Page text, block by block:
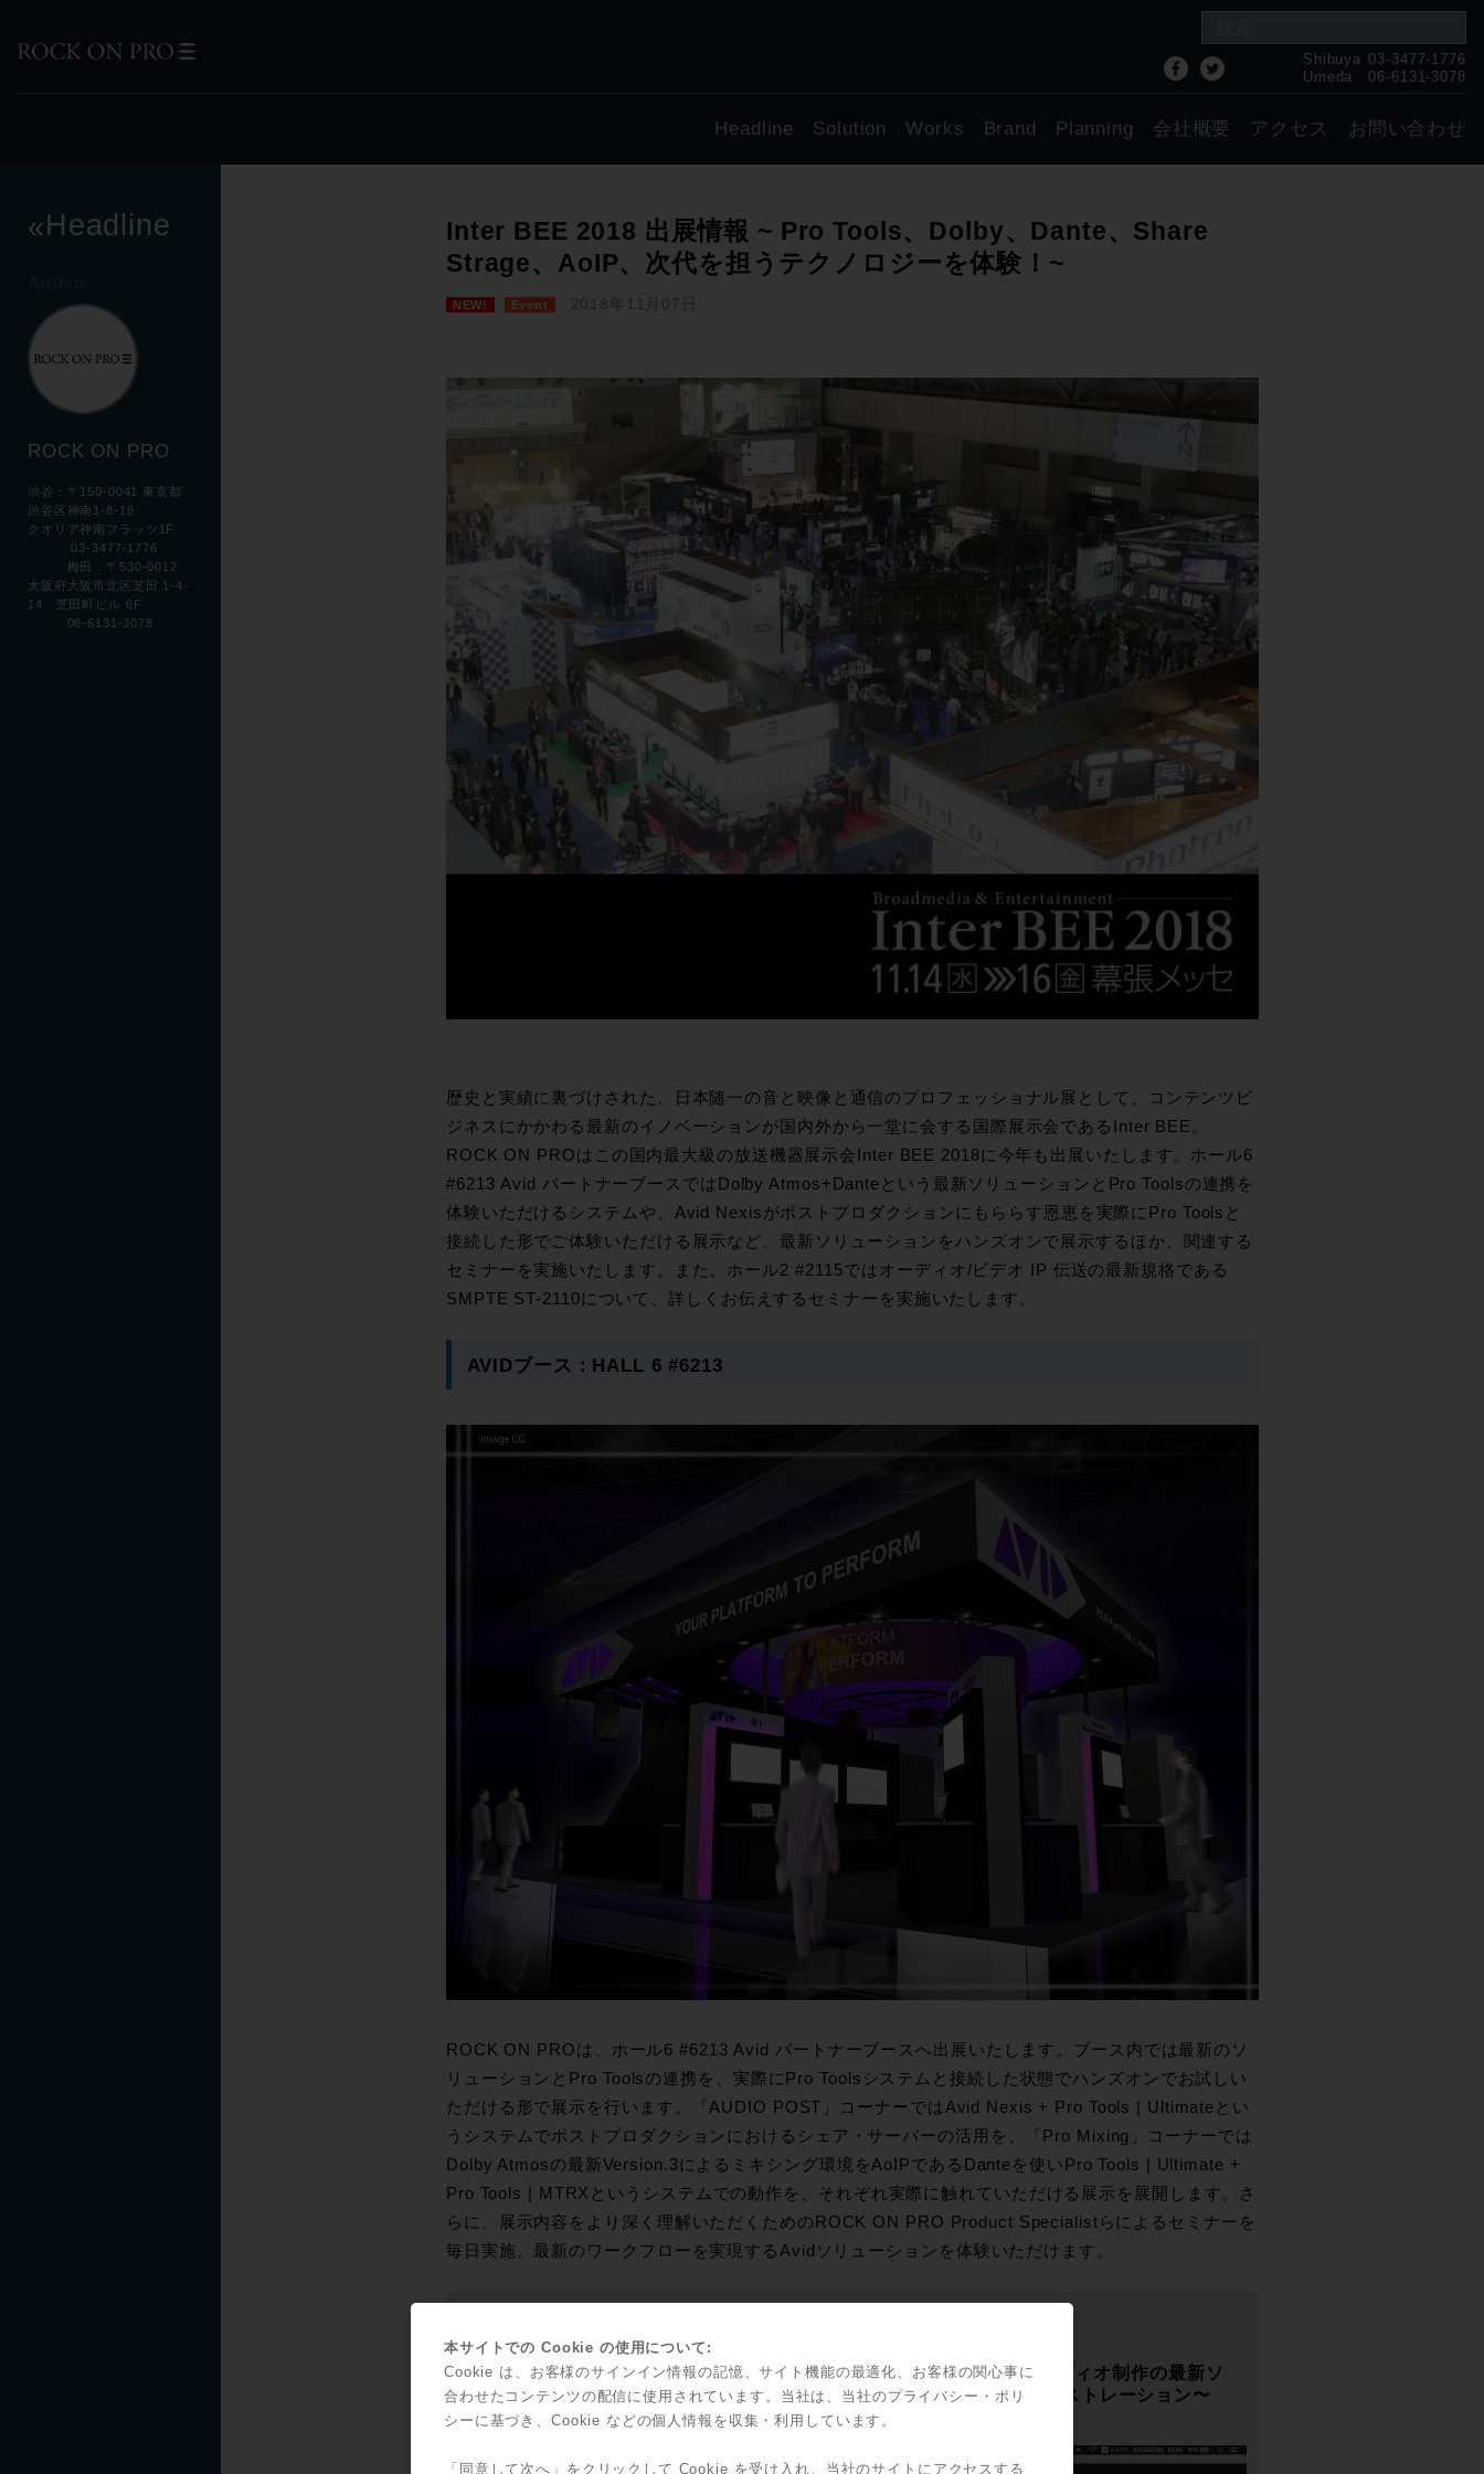
Shibuya 03-3477-1776
Umeda
06-6131-3078
Headline Solution Works Brand Planning 会社概要 アクセス お問い合わせ
«Headline
ROCK ON PRO
渋谷：〒150-0041 東京都
渋谷区神南1-8-18
クオリア神南フラッツ1F
03-3477-1776
梅田：〒530-0012
大阪府大阪市北区芝田 1-4-
14 芝田町ビル 6F
06-6131-3078
Inter BEE 2018 出展情報 ~ Pro Tools、Dolby、Dante、Share
Strage、AoIP、次代を担うテクノロジーを体験！~
NEW! Event 2018年11月07日
歴史と実績に裏づけされた、日本随一の音と映像と通信のプロフェッショナル展として、コンテンツビ
ジネスにかかわる最新のイノベーションが国内外から一堂に会する国際展示会であるInter BEE。
ROCK ON PROはこの国内最大級の放送機器展示会Inter BEE 2018に今年も出展いたします。ホール6
#6213 Avid パートナーブースではDolby Atmos+Danteという最新ソリューションとPro Toolsの連携を
体験いただけるシステムや、Avid Nexisがポストプロダクションにもららす恩恵を実際にPro Toolsと
接続した形でご体験いただける展示など、最新ソリューションをハンズオンで展示するほか、関連する
セミナーを実施いたします。また、ホール2 #2115ではオーディオ/ビデオ IP 伝送の最新規格である
SMPTE ST-2110について、詳しくお伝えするセミナーを実施いたします。
AVIDブース：HALL 6 #6213
ROCK ON PROは、ホール6 #6213 Avid パートナーブースへ出展いたします。ブース内では最新のソ
リューションとPro Toolsの連携を、実際にPro Toolsシステムと接続した状態でハンズオンでお試しい
ただける形で展示を行います。「AUDIO POST」コーナーではAvid Nexis + Pro Tools | Ultimateとい
うシステムでポストプロダクションにおけるシェア・サーバーの活用を、「Pro Mixing」コーナーでは
Dolby Atmosの最新Version.3によるミキシング環境をAoIPであるDanteを使いPro Tools | Ultimate +
Pro Tools | MTRXというシステムでの動作を、それぞれ実際に触れていただける展示を展開します。さ
らに、展示内容をより深く理解いただくためのROCK ON PRO Product Specialistらによるセミナーを
毎日実施。最新のワークフローを実現するAvidソリューションを体験いただけます。
◎Pro Tools とFlux:: Spat Revolution によるイマーシブ・3Dオーディオ制作の最新ソ
リューション 〜 創業開発者 ゲイル・マルティネ スペシャル・デモンストレーション〜
本サイトでの Cookie の使用について:
Cookie は、お客様のサインイン情報の記憶、サイト機能の最適化、お客様の関心事に
合わせたコンテンツの配信に使用されています。当社は、当社のプライバシー・ポリ
シーに基づき、Cookie などの個人情報を収集・利用しています。
「同意して次へ」をクリックして Cookie を受け入れ、当社のサイトにアクセスする